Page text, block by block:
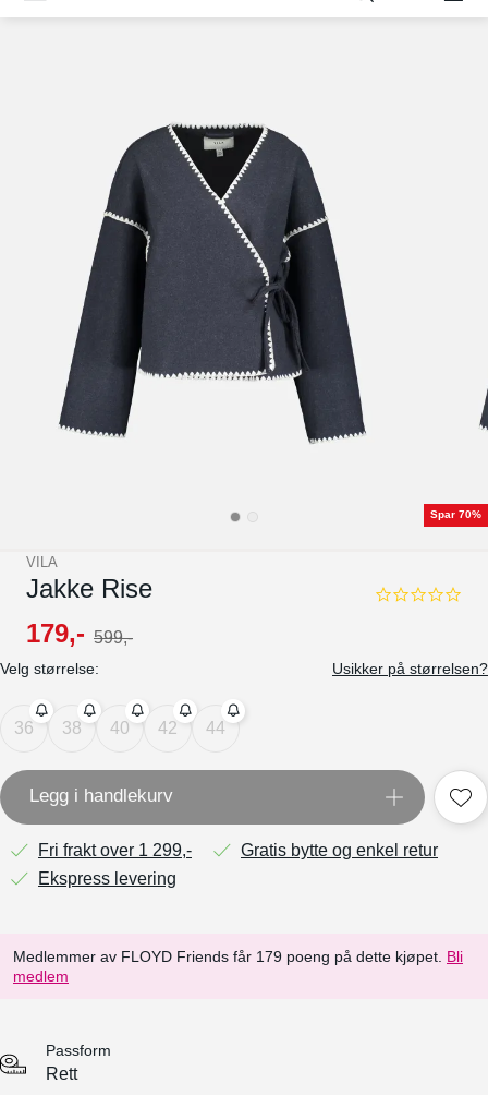
Spar 70%
VILA
Jakke Rise
0.0
179,- 599,-
Velg størrelse: Usikker på størrelsen?
36 38 40 42 44
Legg i handlekurv
Fri frakt over 1 299,-
Gratis bytte og enkel retur
Ekspress levering
Medlemmer av FLOYD Friends får 179 poeng på dette kjøpet. Bli
medlem
Passform
Rett